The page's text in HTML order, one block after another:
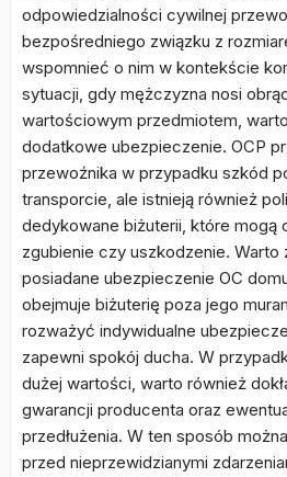
odpowiedzialności cywilnej
bezpośredniego związku z
wspomnieć o nim w kontekście
sytuacji, gdy mężczyzna nosi
wartościowym przedmiotem,
dodatkowe ubezpieczenie. OCP
przewoźnika w przypadku szkód
transporcie, ale istnieją również
dedykowane biżuterii, które mogą
zgubienie czy uszkodzenie.
posiadane ubezpieczenie OC
obejmuje biżuterię poza jego
rozważyć indywidualne
zapewni spokój ducha. W
dużej wartości, warto również
gwarancji producenta oraz
przedłużenia. W ten sposób
przed nieprzewidzianymi